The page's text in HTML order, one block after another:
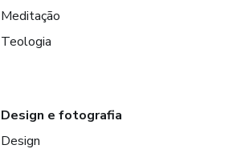
Meditação
Teologia
Design e fotografia
Design